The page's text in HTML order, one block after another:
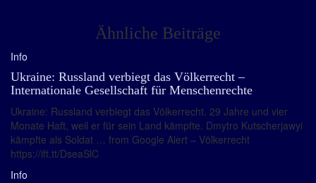
Ähnliche Beiträge
Info
Ukraine: Russland verbiegt das Völkerrecht –
Internationale Gesellschaft für Menschenrechte
Ukraine: Russland verbiegt das Völkerrecht. 29 Jahre und vier
Monate Haft, weil er für sein Land kämpfte. Dmytro Kutscherjawyi
kämpfte als Soldat … from Google Alert – Völkerrecht
https://ift.tt/DseaSlC
Info